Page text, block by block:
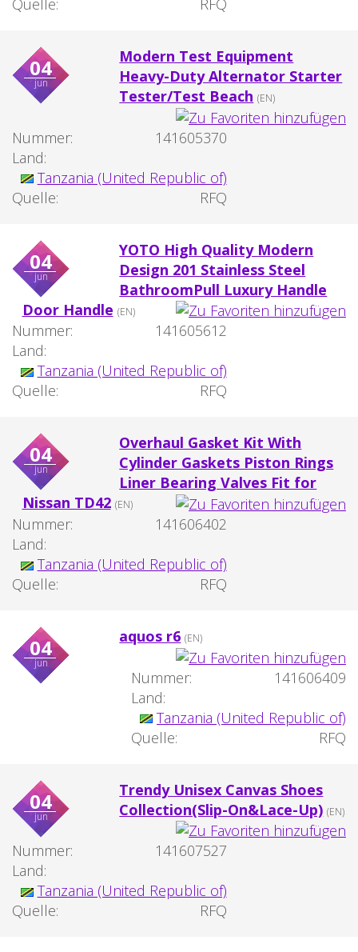
Quelle: RFQ
04
jun
Modern Test Equipment
Heavy-Duty Alternator Starter
Tester/Test Beach (EN)
Nummer:
141605370
Land:
Tanzania (United Republic of)
Quelle:
RFQ
04
jun
YOTO High Quality Modern
Design 201 Stainless Steel
BathroomPull Luxury Handle
Door Handle (EN)
Nummer:
141605612
Land:
Tanzania (United Republic of)
Quelle:
RFQ
04
jun
Overhaul Gasket Kit With
Cylinder Gaskets Piston Rings
Liner Bearing Valves Fit for
Nissan TD42 (EN)
Nummer:
141606402
Land:
Tanzania (United Republic of)
Quelle:
RFQ
04
jun
aquos r6 (EN)
Nummer:
141606409
Land:
Tanzania (United Republic of)
Quelle:
RFQ
04
jun
Trendy Unisex Canvas Shoes
Collection(Slip-On&Lace-Up) (EN)
Nummer:
141607527
Land:
Tanzania (United Republic of)
Quelle:
RFQ